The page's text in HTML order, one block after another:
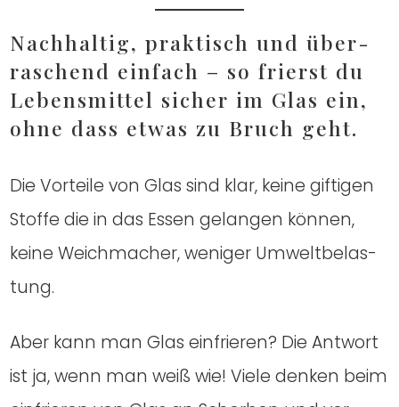
Nach­hal­tig, prak­tisch und über­
ra­schend ein­fach – so frierst du
Lebens­mit­tel sicher im Glas ein,
ohne dass etwas zu Bruch geht.
Die Vor­tei­le von Glas sind klar, kei­ne gif­ti­gen
Stof­fe die in das Essen gelan­gen kön­nen,
kei­ne Weich­ma­cher, weni­ger Umwelt­be­las­
tung.
Aber kann man Glas ein­frie­ren? Die Ant­wort
ist ja, wenn man weiß wie! Vie­le den­ken beim